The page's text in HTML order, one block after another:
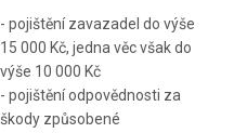
- pojištění zavazadel do výše
15 000 Kč, jedna věc však do
výše 10 000 Kč
- pojištění odpovědnosti za
škody způsobené